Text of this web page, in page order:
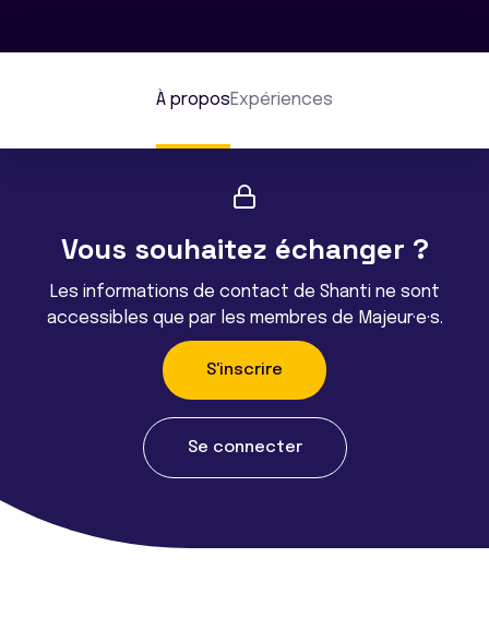
À proposExpériences
Vous souhaitez échanger ?
Les informations de contact de Shanti ne sont
accessibles que par les membres de Majeur·e·s.
S'inscrire
Se connecter